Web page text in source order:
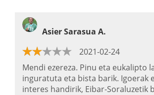
Asier Sarasua A.
2021-02-24
Mendi ezereza. Pinu eta eukalipto
inguratuta eta bista barik. Igoerak
interes handirik, Eibar-Soraluzetik